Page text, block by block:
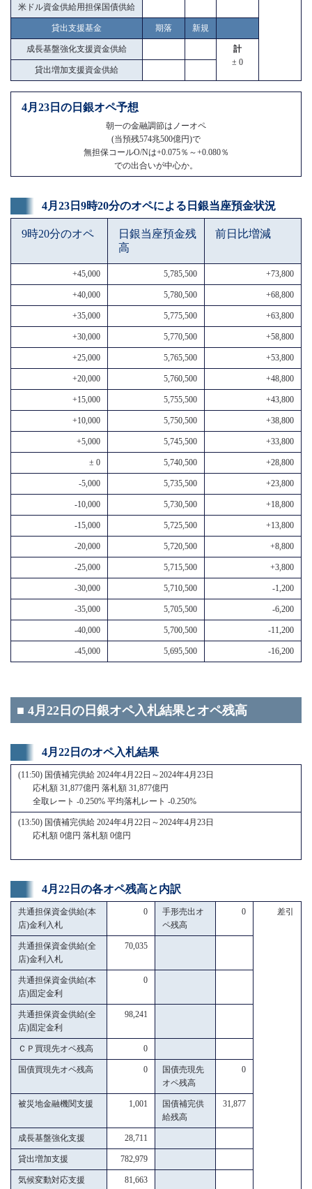
米ドル資金供給用担保国債供給
貸出支援基金 期落 新規
成長基盤強化支援資金供給
計
± 0
貸出増加支援資金供給
4月23日の日銀オペ予想
朝一の金融調節はノーオペ
(当預残574兆500億円)で
無担保コールO/Nは+0.075％～+0.080％
での出合いが中心か。
4月23日9時20分のオペによる日銀当座預金状況
9時20分のオペ
日銀当座預金残
高
前日比増減
+45,000 5,785,500 +73,800
+40,000 5,780,500 +68,800
+35,000 5,775,500 +63,800
+30,000 5,770,500 +58,800
+25,000 5,765,500 +53,800
+20,000 5,760,500 +48,800
+15,000 5,755,500 +43,800
+10,000 5,750,500 +38,800
+5,000 5,745,500 +33,800
± 0 5,740,500 +28,800
-5,000 5,735,500 +23,800
-10,000 5,730,500 +18,800
-15,000 5,725,500 +13,800
-20,000 5,720,500 +8,800
-25,000 5,715,500 +3,800
-30,000 5,710,500 -1,200
-35,000 5,705,500 -6,200
-40,000 5,700,500 -11,200
-45,000 5,695,500 -16,200
■ 4月22日の日銀オペ入札結果とオペ残高
4月22日のオペ入札結果
(11:50) 国債補完供給 2024年4月22日～2024年4月23日
応札額 31,877億円 落札額 31,877億円
全取レート -0.250% 平均落札レート -0.250%
(13:50) 国債補完供給 2024年4月22日～2024年4月23日
応札額 0億円 落札額 0億円
4月22日の各オペ残高と内訳
共通担保資金供給(本
店)金利入札
0
手形売出オ
ペ残高
0 差引
共通担保資金供給(全
店)金利入札
70,035
共通担保資金供給(本
店)固定金利
0
共通担保資金供給(全
店)固定金利
98,241
ＣＰ買現先オペ残高 0
国債買現先オペ残高 0
国債売現先
オペ残高
0
被災地金融機関支援 1,001
国債補完供
給残高
31,877
成長基盤強化支援 28,711
貸出増加支援 782,979
気候変動対応支援 81,663